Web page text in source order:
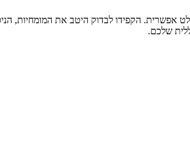
הקפידו לבדוק היטב את המומחיות,
שלכם.